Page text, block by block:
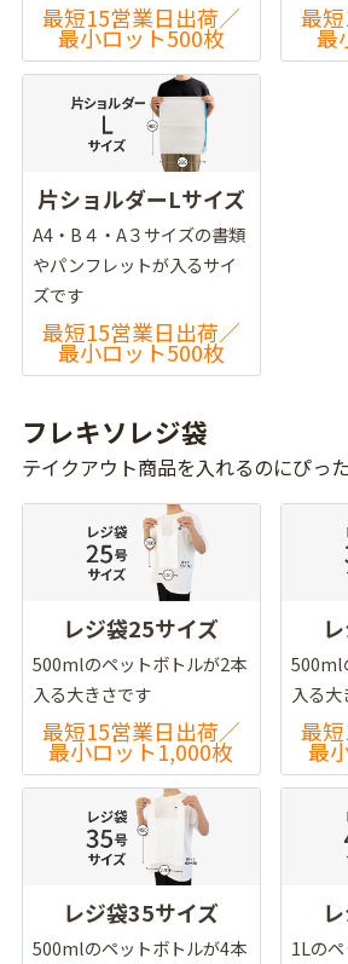
最短15営業日出荷／
最小ロット500枚
最
最
片ショルダーLサイズ
A4・B４・A３サイズの書類
やパンフレットが入るサイ
ズです
最短15営業日出荷／
最小ロット500枚
フレキソレジ袋
テイクアウト商品を入れるのにぴった
レジ袋25サイズ
500mlのペットボトルが2本
入る大きさです
最短15営業日出荷／
最小ロット1,000枚
500ml
入る
最
最
レジ袋35サイズ
500mlのペットボトルが4本
1Lの